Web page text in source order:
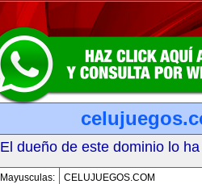
El dueño de este dominio lo
Mayusculas:
CELUJUEGOS.COM